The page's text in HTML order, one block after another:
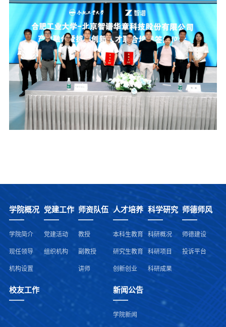
学院概况
学院简介
现任领导
机构设置
党建工作
党建活动
组织机构
师资队伍
教授
副教授
讲师
人才培养
本科生教育
研究生教育
创新创业
科学研究
科研概况
科研项目
科研成果
师德师风
师德建设
投诉平台
校友工作 新闻公告
学院新闻